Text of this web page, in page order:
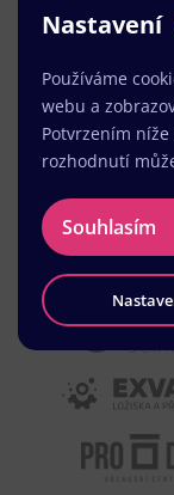
Nastavení
Používáme
webu a
Potvrzením
rozhodnutí
Souhlasím